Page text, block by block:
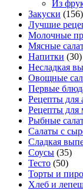
Из
Закуски (156)
Лучшие
Молочные
Мясные
Напитки (30)
Несладкая
Овощные
Первые
Рецепты для
Рецепты для
Рыбные
Салаты с
Сладкая
Соусы (35)
Тесто (50)
Торты и
Хлеб и